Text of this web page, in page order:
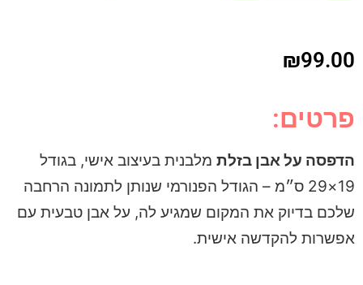
₪99.00
פרטים:
הדפסה על אבן בזלת מלבנית בעיצוב אישי, בגודל
19×29 ס״מ – הגודל הפנורמי שנותן לתמונה הרחבה
שלכם בדיוק את המקום שמגיע לה, על אבן טבעית עם
אפשרות להקדשה אישית.